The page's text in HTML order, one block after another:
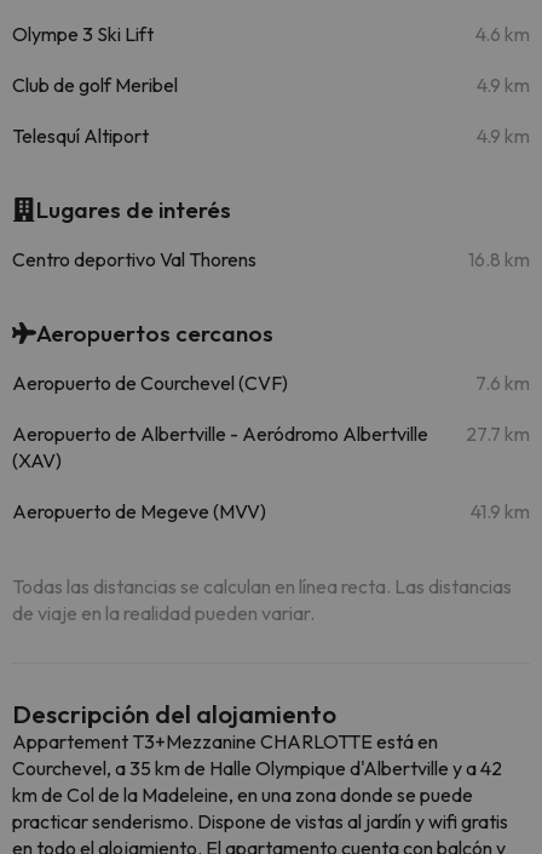
Olympe 3 Ski Lift 4.6 km
Club de golf Meribel 4.9 km
Telesquí Altiport 4.9 km
Lugares de interés
Centro deportivo Val Thorens 16.8 km
Aeropuertos cercanos
Aeropuerto de Courchevel (CVF) 7.6 km
Aeropuerto de Albertville - Aeródromo Albertville
(XAV)
27.7 km
Aeropuerto de Megeve (MVV) 41.9 km
Todas las distancias se calculan en línea recta. Las distancias
de viaje en la realidad pueden variar.
Descripción del alojamiento
Appartement T3+Mezzanine CHARLOTTE está en
Courchevel, a 35 km de Halle Olympique d'Albertville y a 42
km de Col de la Madeleine, en una zona donde se puede
practicar senderismo. Dispone de vistas al jardín y wifi gratis
en todo el alojamiento. El apartamento cuenta con balcón y